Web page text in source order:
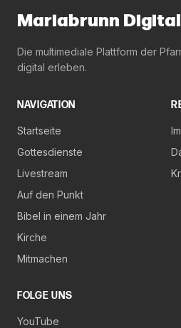
Mariabrunn Digital
Die multimediale Plattform der
digital erleben.
NAVIGATION
Startseite
Gottesdienste
Livestream
Auf den Punkt
Bibel in einem Jahr
Kirche
Mitmachen
FOLGE UNS
YouTube